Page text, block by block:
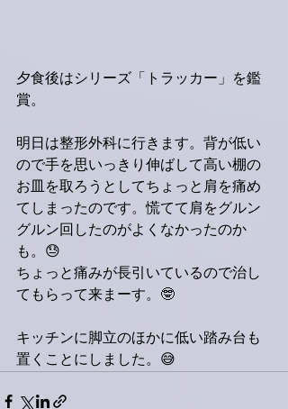
夕食後はシリーズ「トラッカー」を鑑
賞。
明日は整形外科に行きます。背が低い
ので手を思いっきり伸ばして高い棚の
お皿を取ろうとしてちょっと肩を痛め
てしまったのです。慌てて肩をグルン
グルン回したのがよくなかったのか
も。😓
ちょっと痛みが長引いているので治し
てもらって来まーす。🤓
キッチンに脚立のほかに低い踏み台も
置くことにしました。😅